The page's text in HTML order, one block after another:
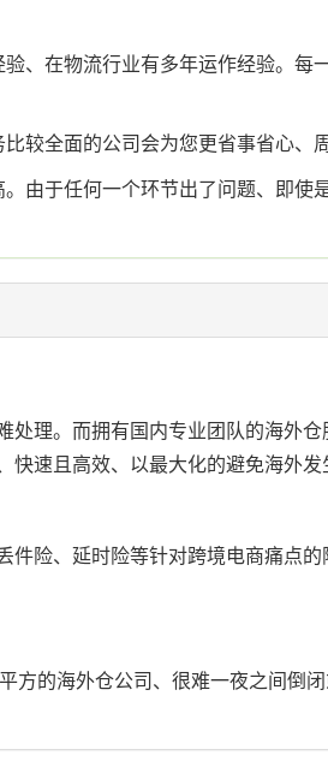
、在物流行业有多年运作经验。
较全面的公司会为您更省事省心、
由于任何一个环节出了问题、即
理。而拥有国内专业团队的海外
速且高效、以最大化的避免海外发
险、延时险等针对跨境电商痛点
的海外仓公司、很难一夜之间倒